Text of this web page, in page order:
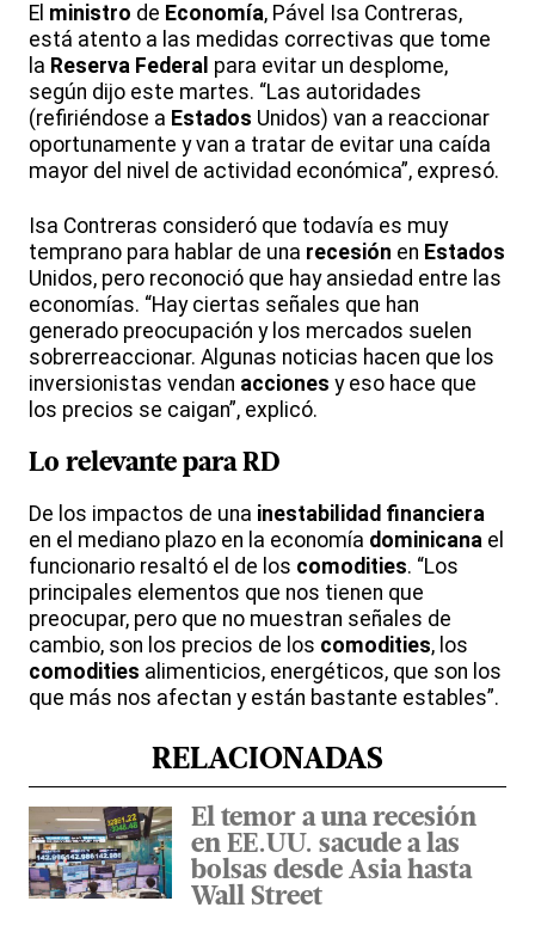
El ministro de Economía, Pável Isa Contreras,
está atento a las medidas correctivas que tome
la Reserva Federal para evitar un desplome,
según dijo este martes. “Las autoridades
(refiriéndose a Estados Unidos) van a reaccionar
oportunamente y van a tratar de evitar una caída
mayor del nivel de actividad económica”, expresó.
Isa Contreras consideró que todavía es muy
temprano para hablar de una recesión en Estados
Unidos, pero reconoció que hay ansiedad entre las
economías. “Hay ciertas señales que han
generado preocupación y los mercados suelen
sobrerreaccionar. Algunas noticias hacen que los
inversionistas vendan acciones y eso hace que
los precios se caigan”, explicó.
Lo relevante paraRD
De los impactos de una inestabilidad financiera
en el mediano plazo en la economía dominicana el
funcionario resaltó el de los comodities. “Los
principales elementos que nos tienen que
preocupar, pero que no muestran señales de
cambio, son los precios de los comodities, los
comodities alimenticios, energéticos, que son los
que más nos afectan y están bastante estables”.
RELACIONADAS
El temor a una recesión
en EE.UU. sacude a las
bolsas desde Asia hasta
Wall Street